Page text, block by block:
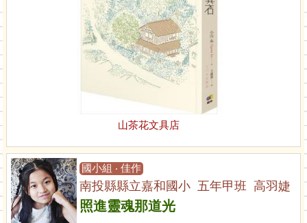
山茶花文具店
國小組 ‧ 佳作
南投縣縣立嘉和國小 五年甲班 高羽婕
照進靈魂那道光